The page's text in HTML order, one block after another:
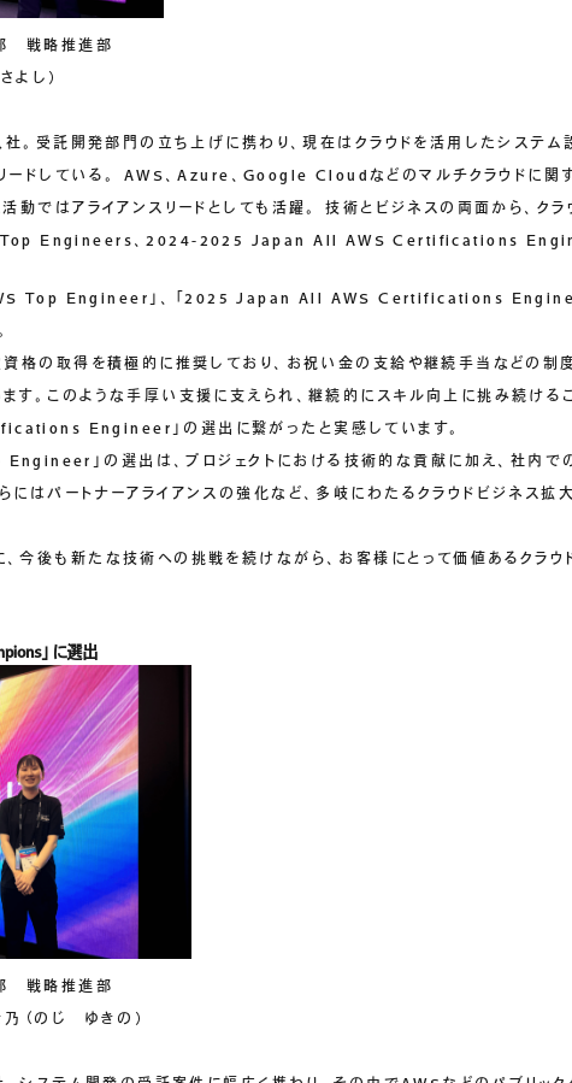
部 戦略推進部
し）
。受託開発部門の立ち上げに携わり、現在はクラウドを活用したシステム
ードしている。 AWS、Azure、Google Cloudなどのマルチクラウドに関
活動ではアライアンスリードとしても活躍。 技術とビジネスの両面から、ク
Engineers、2024-2025 Japan All AWS Certifications
Top Engineer」、「2025 Japan All AWS Certifications Engineer
格の取得を積極的に推奨しており、お祝い金の支給や継続手当などの制
す。このような手厚い支援に支えられ、継続的にスキル向上に挑み続ける
Engineer」の選出に繋がったと実感しています。
」の選出は、プロジェクトにおける技術的な貢献に加え、社内で
にはパートナーアライアンスの強化など、多岐にわたるクラウドビジネス拡
今後も新たな技術への挑戦を続けながら、お客様にとって価値あるクラウ
」に選出
部 戦略推進部
（のじ ゆきの）